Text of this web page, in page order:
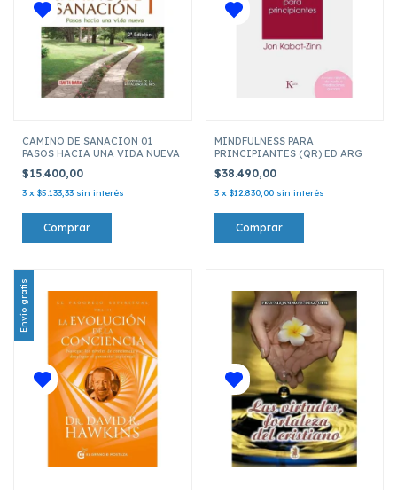
CAMINO DE SANACION 01
PASOS HACIA UNA VIDA NUEVA
$15.400,00
3 x $5.133,33 sin interés
MINDFULNESS PARA
PRINCIPIANTES (QR) ED ARG
$38.490,00
3 x $12.830,00 sin interés
Envío gratis